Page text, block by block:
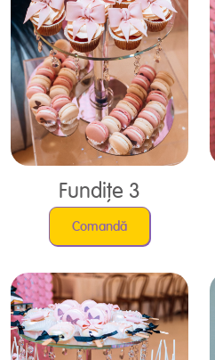
Fundițe 3
Comandă